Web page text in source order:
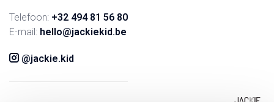
Telefoon: +32 494 81 56 80
E-mail: hello@jackiekid.be
@jackie.kid